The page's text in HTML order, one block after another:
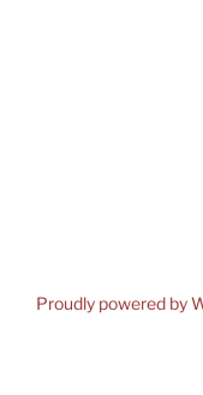
Proudly powered by